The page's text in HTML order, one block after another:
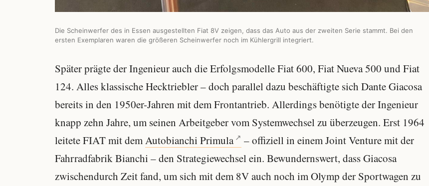
Die Scheinwerfer des in Essen ausgestellten Fiat 8V zeigen, dass das Auto aus der zweiten Serie stammt. Bei den
ersten Exemplaren waren die größeren Scheinwerfer noch im Kühlergrill integriert.
Später prägte der Ingenieur auch die Erfolgsmodelle Fiat 600, Fiat Nueva 500 und Fiat
124. Alles klassische Hecktriebler – doch parallel dazu beschäftigte sich Dante Giacosa
bereits in den 1950er-Jahren mit dem Frontantrieb. Allerdings benötigte der Ingenieur
knapp zehn Jahre, um seinen Arbeitgeber vom Systemwechsel zu überzeugen. Erst 1964
leitete FIAT mit dem Autobianchi Primula
– offiziell in einem Joint Venture mit der
Fahrradfabrik Bianchi – den Strategiewechsel ein. Bewundernswert, dass Giacosa
zwischendurch Zeit fand, um sich mit dem 8V auch noch im Olymp der Sportwagen zu